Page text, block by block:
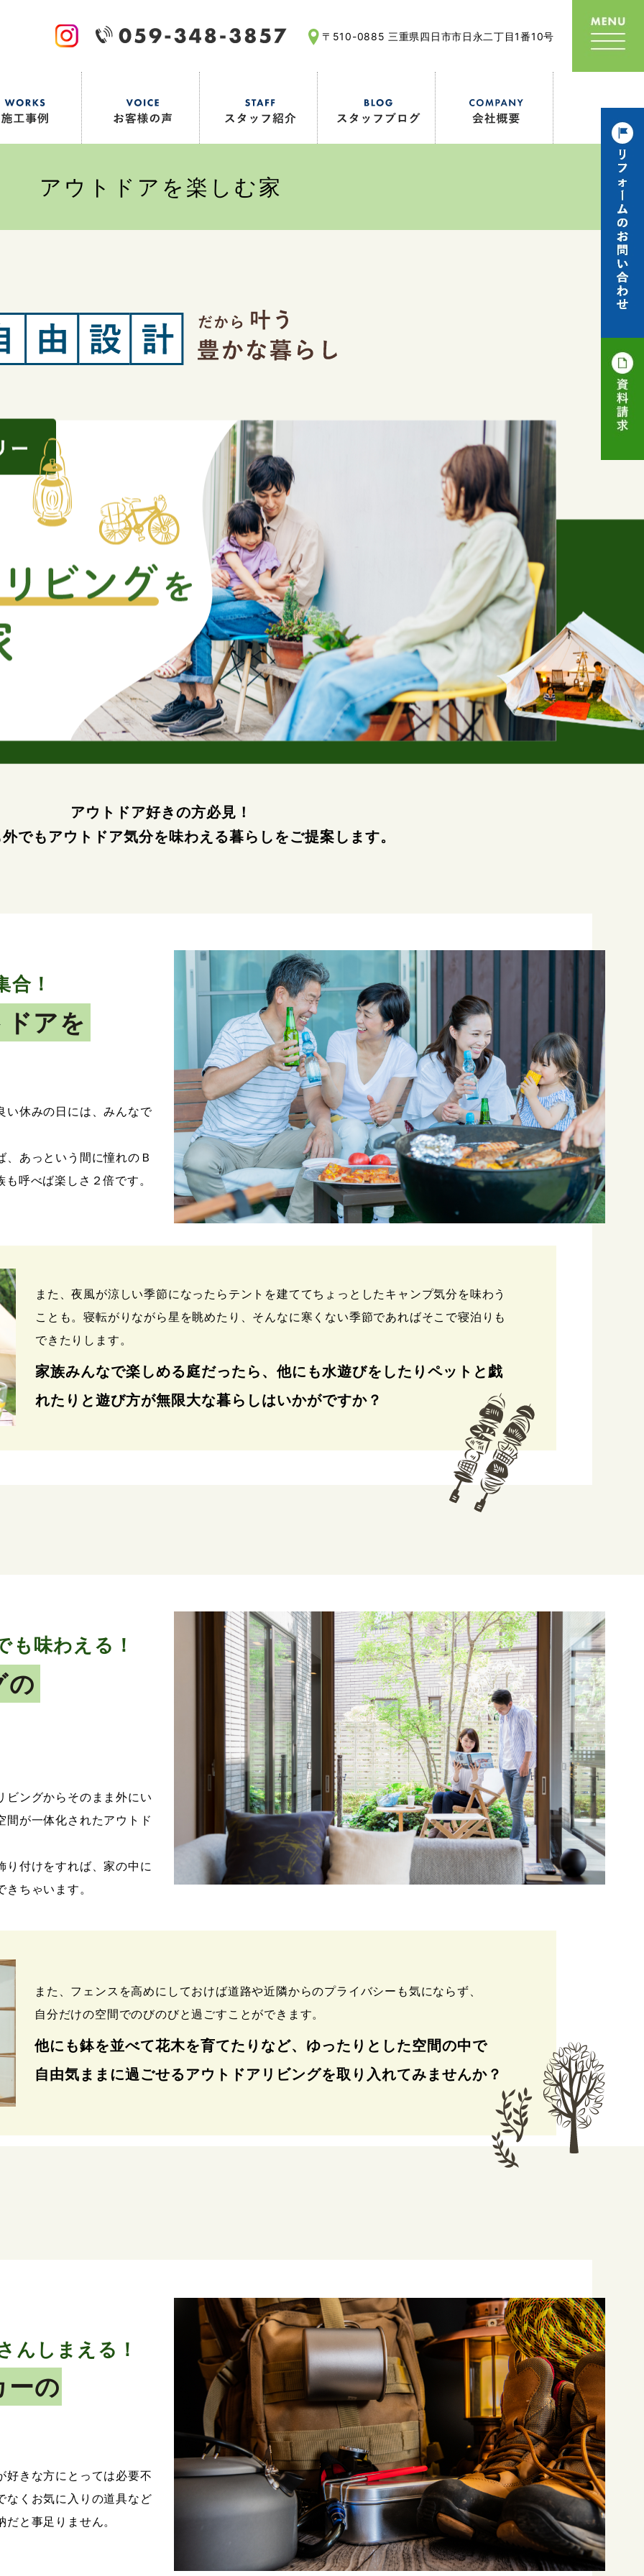
〒510-0885 三重県四日市市日永二丁目1番10号
アウトドアを楽しむ家
アウトドア好きの方必見！
でもアウトドア気分を味わえる暮らしをご提案します。
！
アを
い休みの日には、みんなで
あっという間に憧れのＢ
呼べば楽しさ２倍です。
また、夜風が涼しい季節になったらテントを建ててちょっとしたキャンプ気分を味わう
ことも。寝転がりながら星を眺めたり、そんなに寒くない季節であればそこで寝泊りも
できたりします。
家族みんなで楽しめる庭だったら、他にも水遊びをしたりペットと戯
れたりと遊び方が無限大な暮らしはいかがですか？
も味わえる！
の
ビングからそのまま外にい
間が一体化されたアウトド
り付けをすれば、家の中に
ちゃいます。
また、フェンスを高めにしておけば道路や近隣からのプライバシーも気にならず、
自分だけの空間でのびのびと過ごすことができます。
他にも鉢を並べて花木を育てたりなど、ゆったりとした空間の中で
自由気ままに過ごせるアウトドアリビングを取り入れてみませんか？
んしまえる！
ーの
好きな方にとっては必要不
なくお気に入りの道具など
と事足りません。